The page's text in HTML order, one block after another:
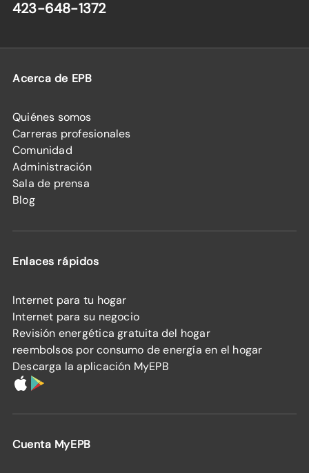
423-648-1372
Acerca de EPB
Quiénes somos
Carreras profesionales
Comunidad
Administración
Sala de prensa
Blog
Enlaces rápidos
Internet para tu hogar
Internet para su negocio
Revisión energética gratuita del hogar
reembolsos por consumo de energía en el hogar
Descarga la aplicación MyEPB
Cuenta MyEPB